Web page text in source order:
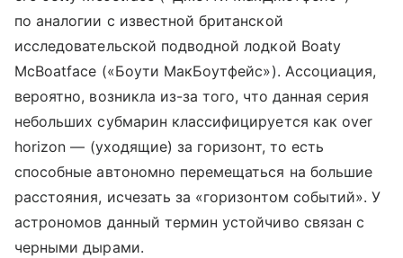
по аналогии с известной британской
исследовательской подводной лодкой Boaty
McBoatface («Боути МакБоутфейс»). Ассоциация,
вероятно, возникла из-за того, что данная серия
небольших субмарин классифицируется как over
horizon — (уходящие) за горизонт, то есть
способные автономно перемещаться на большие
расстояния, исчезать за «горизонтом событий». У
астрономов данный термин устойчиво связан с
черными дырами.